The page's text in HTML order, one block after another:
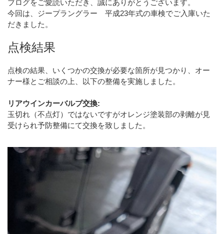
ブログをご愛読いただき、誠にありがとうございます。
今回は、ジープラングラー 平成23年式の車検でご入庫いた
だきました。
点検結果
点検の結果、いくつかの交換が必要な箇所が見つかり、オー
ナー様とご相談の上、以下の整備を実施しました。
リアウインカーバルブ交換:
玉切れ（不点灯）ではないですがオレンジ塗装部の剥離が見
受けられ予防整備にて交換を致しました。